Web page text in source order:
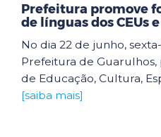
Prefeitura promove
de línguas dos CEUs
No dia 22 de junho,
Prefeitura de
de Educação, Cultura,
[saiba mais]